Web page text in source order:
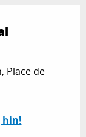
Place de
hin!